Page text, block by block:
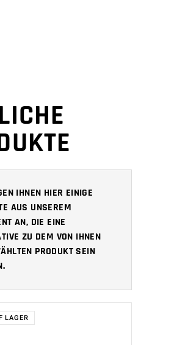
IHNEN HIER EINIGE
AUS UNSEREM
AN, DIE EINE
ZU DEM VON IHNEN
PRODUKT SEIN
LAGER